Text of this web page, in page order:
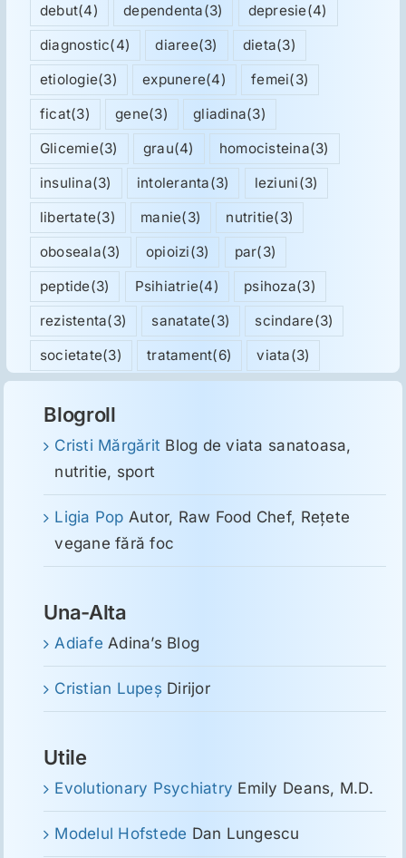
debut(4) dependenta(3) depresie(4)
diagnostic(4) diaree(3) dieta(3)
etiologie(3) expunere(4) femei(3)
ficat(3) gene(3) gliadina(3)
Glicemie(3) grau(4) homocisteina(3)
insulina(3) intoleranta(3) leziuni(3)
libertate(3) manie(3) nutritie(3)
oboseala(3) opioizi(3) par(3)
peptide(3) Psihiatrie(4) psihoza(3)
rezistenta(3) sanatate(3) scindare(3)
societate(3) tratament(6) viata(3)
Blogroll
Cristi Mărgărit Blog de viata sanatoasa,
nutritie, sport
Ligia Pop Autor, Raw Food Chef, Reţete
vegane fără foc
Una-Alta
Adiafe Adina’s Blog
Cristian Lupeş Dirijor
Utile
Evolutionary Psychiatry Emily Deans, M.D.
Modelul Hofstede Dan Lungescu